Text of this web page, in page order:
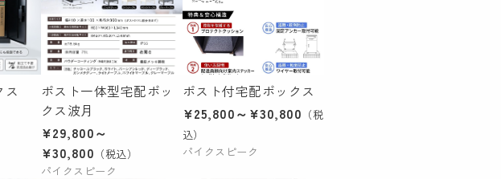
ス
ポスト一体型宅配ボッ
クス波月
¥29,800～
¥30,800 （税込）
パイクスピーク
ポスト付宅配ボックス
¥25,800～¥30,800 （税
込）
パイクスピーク